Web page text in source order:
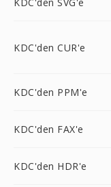
KDC'den CUR'e
KDC'den PPM'e
KDC'den FAX'e
KDC'den HDR'e